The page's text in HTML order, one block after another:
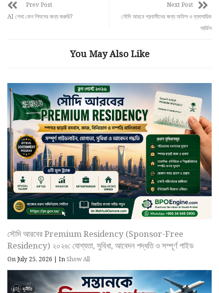
Prev Post
AI শেখা কেন শিশুদের জন্য জরুরি?
Next Post
সৌদি আরবে প্রবাসীদের জন্য অফিস ও ব্যবসায়িক
সার্ভিস
You May Also Like
সৌদি আরবের Premium Residency (Sponsor-Free
Residency) ২০২৬: যোগ্যতা, সুবিধা, আবেদন পদ্ধতি ও সম্পূর্ণ গাইড
On July 25, 2026 | InShow All